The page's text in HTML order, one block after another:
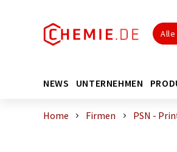
Alle
NEWS UNTERNEHMEN
Home Firmen PSN -